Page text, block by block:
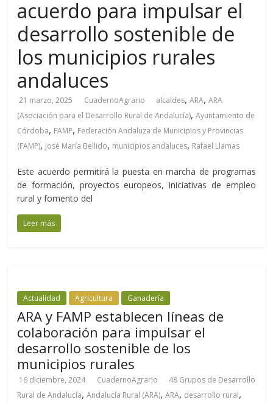
acuerdo para impulsar el
desarrollo sostenible de
los municipios rurales
andaluces
21 marzo, 2025 CuadernoAgrario alcaldes,ARA,ARA
(Asociación para el Desarrollo Rural de Andalucía),Ayuntamiento de
Córdoba, FAMP, Federación Andaluza de Municipios y Provincias
(FAMP), José María Bellido, municipios andaluces, Rafael Llamas
Este acuerdo permitirá la puesta en marcha de programas
de formación, proyectos europeos, iniciativas de empleo
rural y fomento del
Leer más
Actualidad Agricultura Ganadería
ARA y FAMP establecen líneas de
colaboración para impulsar el
desarrollo sostenible de los
municipios rurales
16 diciembre, 2024 CuadernoAgrario
48 Grupos de Desarrollo
Rural de Andalucía,Andalucía Rural (ARA),ARA, desarrollo rural,